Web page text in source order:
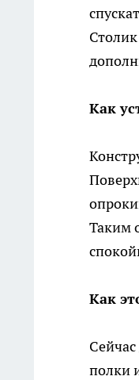
Как
Таким
Как
полки